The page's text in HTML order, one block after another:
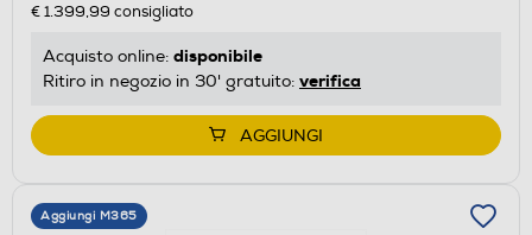
€ 1.399,99 consigliato
Acquisto online: disponibile
Ritiro in negozio in 30' gratuito: verifica
AGGIUNGI
Aggiungi M365